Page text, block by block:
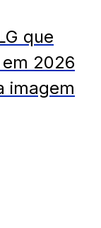
que
2026
imagem